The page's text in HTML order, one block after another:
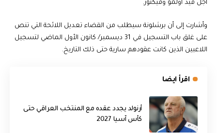
أجل قيد أولمو وفيكتور.
وأشارت إلى أن برشلونة سيطلب من القضاء تعديل اللائحة التي تنص
على غلق باب التسجيل في 31 ديسمبر/ كانون الأول الماضي لتسجيل
اللاعبين الذين كانت عقودهم سارية حتى ذلك التاريخ.
اقرأ ايضا
أرنولد يجدد عقده مع المنتخب العراقي حتى
كأس آسيا 2027